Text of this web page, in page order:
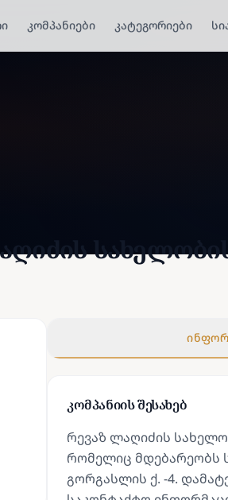
კომპანიები კატეგორიები
კომპანიის შესახებ
რევაზ ლაღიძის
რომელიც მდებარეობს
გორგასლის ქ. -4.